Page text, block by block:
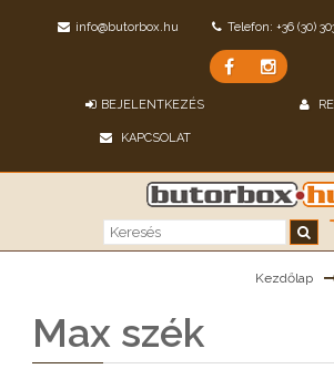
info@butorbox.hu Telefon: +36 (30)
BEJELENTKEZÉS
KAPCSOLAT
Kezdőlap
Max szék